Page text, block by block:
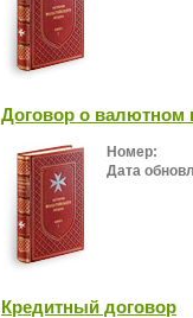
Договор о валютном
Номер:
Дата
Кредитный договор